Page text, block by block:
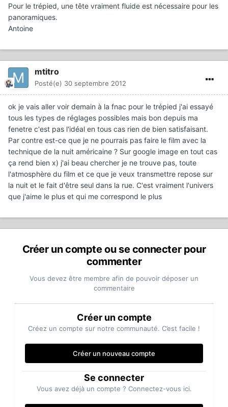
Pour le trépied, une tête vraiment fluide est nécessaire pour les
panoramiques.
Antoine
mtitro
Posté(e) 30 septembre 2012
ok je vais aller voir demain à la fnac pour le trépied j'ai essayé
tous les types de réglages possibles mais bon depuis ma
fenetre c'est pas l'idéal en tous cas rien de bien satisfaisant.
Par contre est-ce que je ne pourrais pas faire le film avec la
technique de la nuit américaine ? Sur google image en tout cas
ça rend bien x) j'ai beau chercher je ne trouve pas, toute
l'atmosphère du film et ce que je veux transmettre repose sur
la nuit et le fait d'être seul dans la rue. C'est vraiment l'univers
que j'aime le plus et qui me correspond le plus
Créer un compte ou se connecter pour
commenter
Vous devez être membre afin de pouvoir déposer un
commentaire
Créer un compte
Créez un compte sur notre communauté. C’est facile !
Créer un nouveau compte
Se connecter
Vous avez déjà un compte ? Connectez-vous ici.